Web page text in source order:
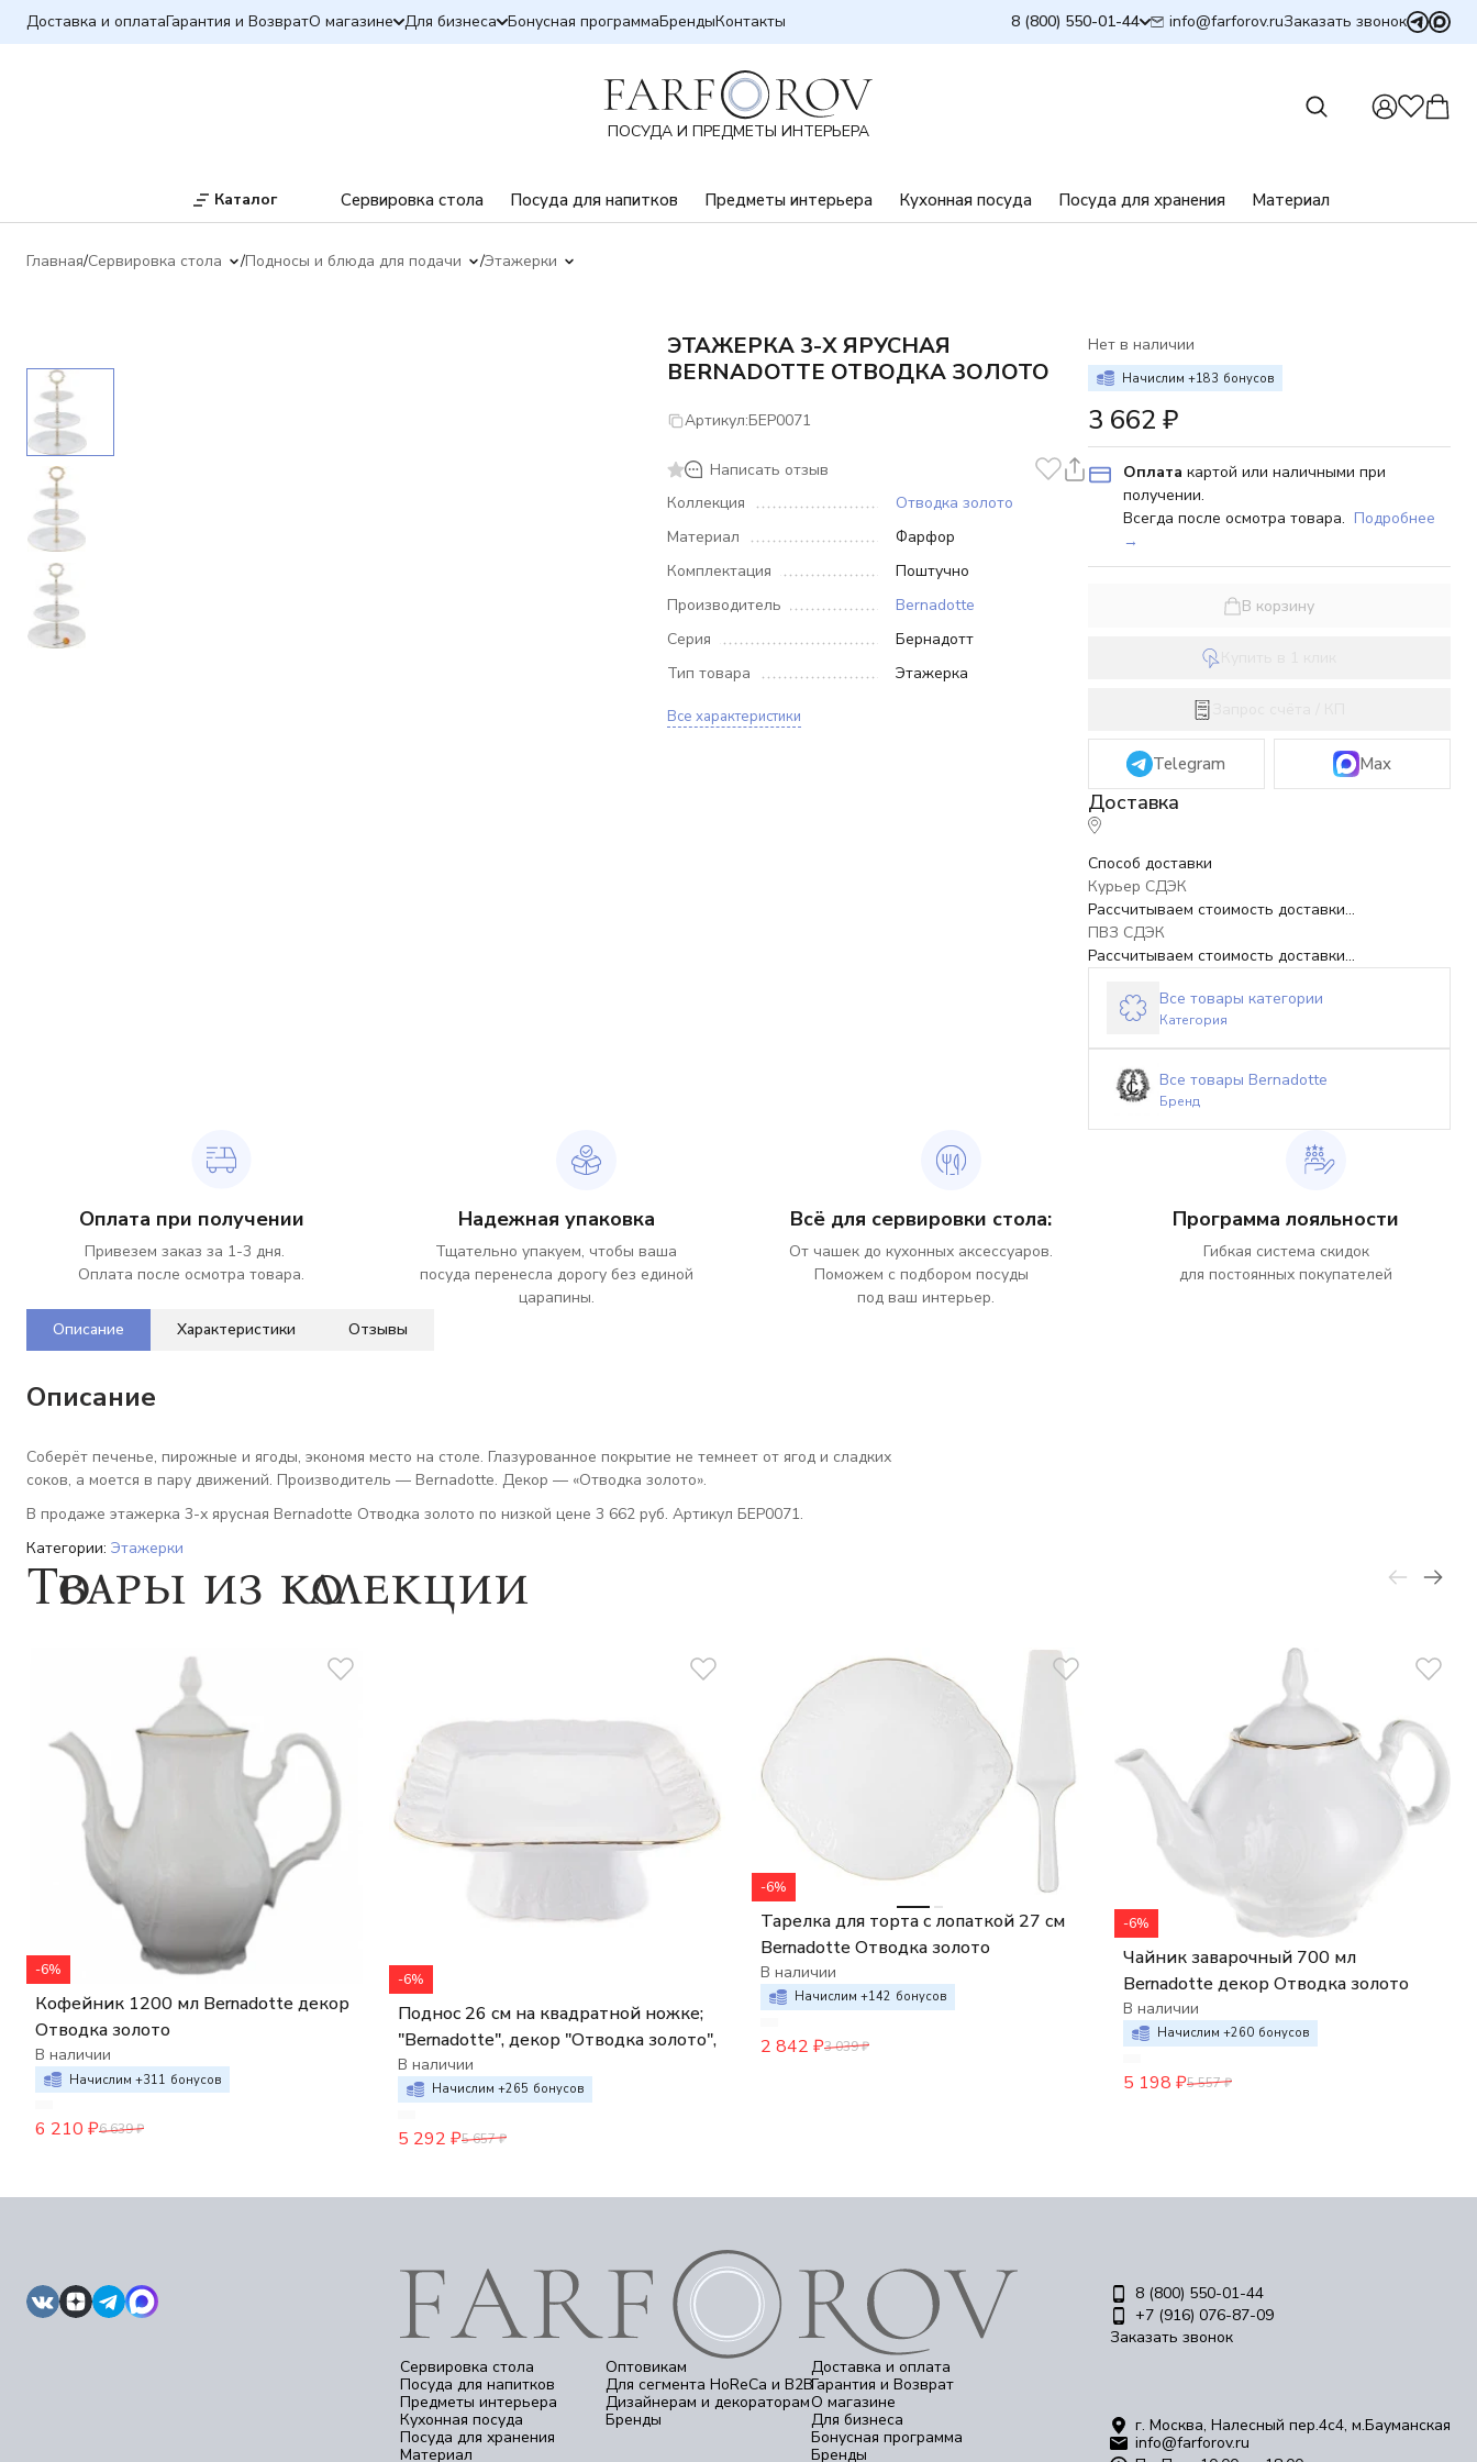
Доставка и оплатаГарантия и ВозвратО магазине Для бизнеса Бонусная программаБрендыКонтакты 8 (800) 550-01-44 info@farforov.ruЗаказать звонок
ПОСУДА И ПРЕДМЕТЫ ИНТЕРЬЕРА
Каталог Сервировка стола Посуда для напитков Предметы интерьера Кухонная посуда Посуда для хранения Материал
Главная Сервировка стола Подносы и блюда для подачи Этажерки
ЭТАЖЕРКА 3-Х ЯРУСНАЯ
BERNADOTTE ОТВОДКА ЗОЛОТО
Артикул:БЕР0071
Написать отзыв
Коллекция
Отводка золото
Материал
Фарфор
Комплектация
Поштучно
Производитель
Bernadotte
Серия
Бернадотт
Тип товара
Этажерка
Все характеристики
Нет в наличии
Начислим +183 бонусов
3 662 ₽
Оплата картой или наличными при
получении.
Всегда после осмотра товара. Подробнее
→
В корзину
Telegram Max
Способ доставки
Курьер СДЭК
Рассчитываем стоимость доставки...
ПВЗ СДЭК
Рассчитываем стоимость доставки...
Все товары категории
Категория
Все товары Bernadotte
Бренд
Оплата при получении
Привезем заказ за 1-3 дня.
Оплата после осмотра товара.
Надежная упаковка
Тщательно упакуем, чтобы ваша
посуда перенесла дорогу без единой
царапины.
Всё для сервировки стола:
От чашек до кухонных аксессуаров.
Поможем с подбором посуды
под ваш интерьер.
Программа лояльности
Гибкая система скидок
для постоянных покупателей
Описание Характеристики Отзывы
Описание
Соберёт печенье, пирожные и ягоды, экономя место на столе. Глазурованное покрытие не темнеет от ягод и сладких
соков, а моется в пару движений. Производитель — Bernadotte. Декор — «Отводка золото».
В продаже этажерка 3-х ярусная Bernadotte Отводка золото по низкой цене 3 662 руб. Артикул БЕР0071.
Категории: Этажерки
Товары из коллекции
-6%
Кофейник 1200 мл Bernadotte декор
Отводка золото
В наличии
Начислим +311 бонусов
6 210 ₽6 639₽
-6%
Поднос 26 см на квадратной ножке;
"Bernadotte", декор "Отводка золото",
В наличии
Начислим +265 бонусов
5 292 ₽5 657₽
-6%
Тарелка для торта с лопаткой 27 см
Bernadotte Отводка золото
В наличии
Начислим +142 бонусов
2 842 ₽3 039₽
-6%
Чайник заварочный 700 мл
Bernadotte декор Отводка золото
В наличии
Начислим +260 бонусов
5 198 ₽5 557₽
Сервировка стола
Посуда для напитков
Предметы интерьера
Кухонная посуда
Посуда для хранения
Материал
Оптовикам
Для сегмента HoReCa и B2B
Дизайнерам и декораторам
Бренды
Доставка и оплата
Гарантия и Возврат
О магазине
Для бизнеса
Бонусная программа
Бренды
8 (800) 550-01-44
+7 (916) 076-87-09
Заказать звонок
г. Москва, Налесный пер.4c4, м.Бауманская
info@farforov.ru